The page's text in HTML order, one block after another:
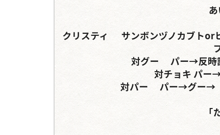
クリスティ	サンボンヅノカブトorヒルスシロカブト	カンターゴカクサイカブトorエレ
対グー	パー→反時計回り	グー→チョキ→グー→チョキ
対チョキ	パー→反時計回り	グー→反時計回り
対パー	パー→グー→「パー」→グー	チョキ→反時計回り